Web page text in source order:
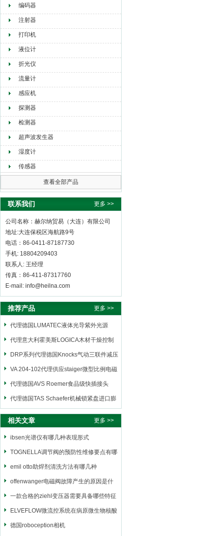
编码器
注射器
打印机
液位计
折光仪
流量计
感应机
探测器
检测器
超声波发生器
湿度计
传感器
查看全部产品
联系我们 更多 >>
公司名称：赫尔纳贸易（大连）有限公司
地址:大连保税区海航路9号
电话：86-0411-87187730
手机: 18804209403
联系人: 王经理
传真：86-411-87317760
E-mail: info@heilna.com
推荐产品 更多 >>
代理德国LUMATEC液体光导紫外光源
代理意大利霍美斯LOGICA木材干燥控制
仪
DRP系列代理德国Knocks气动三联件减压
阀
VA 204-102代理供应staiger微型比例电磁
阀
代理德国AVS Roemer食品级快插接头
代理德国TAS Schaefer机械锁紧盘进口膨
胀套
相关文章 更多 >>
ibsen光谱仪有哪几种表现形式
TOGNELLA调节阀的预防性维修要点有哪
些
emil otto助焊剂清洗方法有哪几种
offenwanger电磁阀故障产生的原因是什
么呢
一款合格的ziehl变压器需要具备哪些特征
ELVEFLOW微流控系统在病原微生物核酸
快速提取中的应用
德国roboception相机